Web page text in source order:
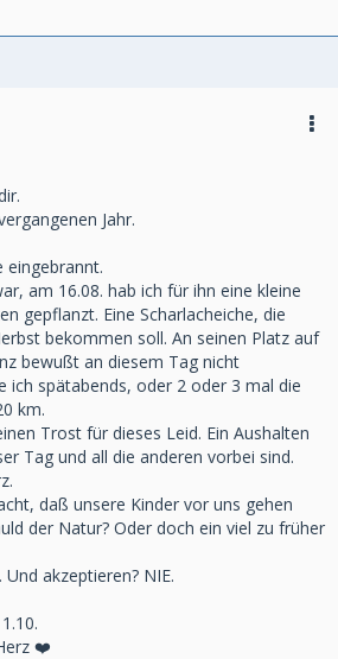
Jahr.
eingebrannt.
am 16.08. hab ich für ihn eine kleine
gepflanzt. Eine Scharlacheiche, die
bekommen soll. An seinen Platz auf
bewußt an diesem Tag nicht
ich spätabends, oder 2 oder 3 mal die
km.
Trost für dieses Leid. Ein Aushalten
Tag und all die anderen vorbei sind.
daß unsere Kinder vor uns gehen
der Natur? Oder doch ein viel zu früher
akzeptieren? NIE.
❤️